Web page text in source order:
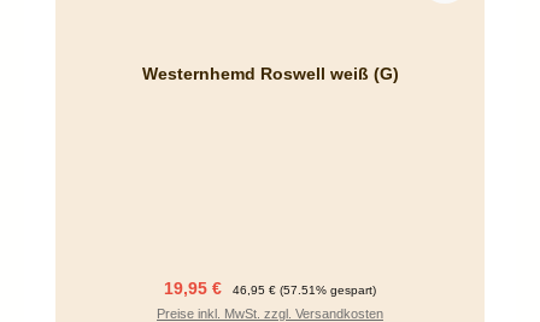
Westernhemd Roswell weiß (G)
Verkaufspreis:
19,95 € Regulärer Preis:
46,95 € (57.51% gespart)
Preise inkl. MwSt. zzgl. Versandkosten